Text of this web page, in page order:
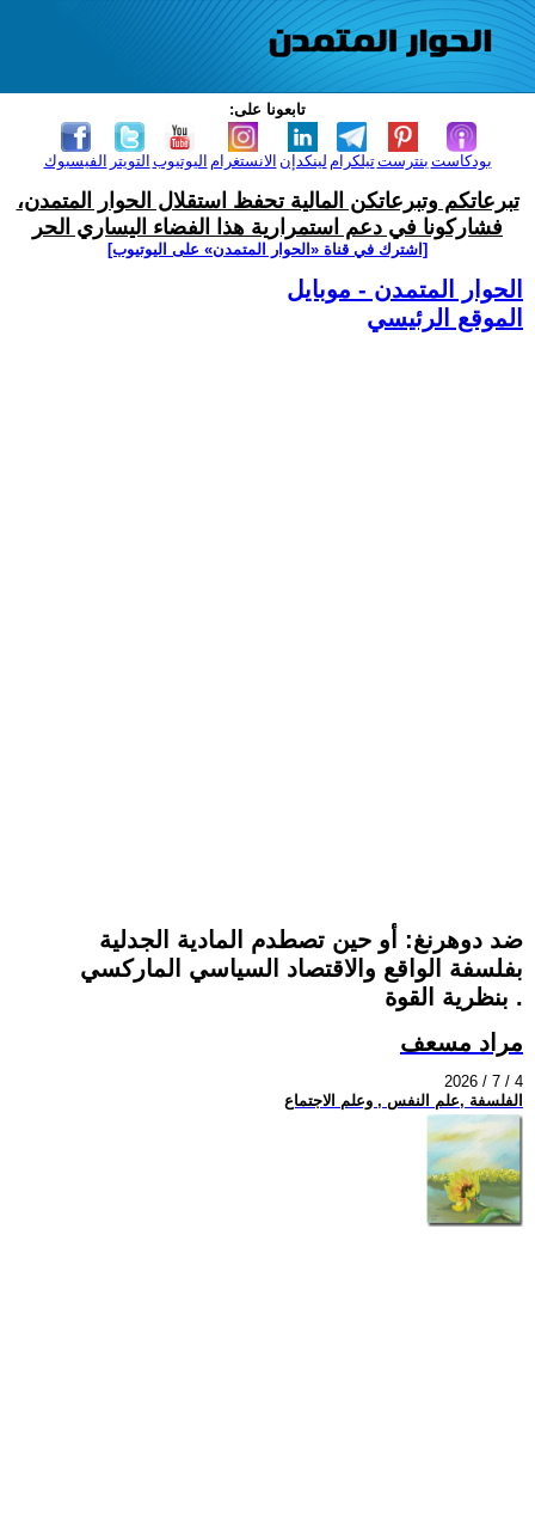
تابعونا على:
الفيسبوك التويتر اليوتيوب الانستغرام لينكدإن تيلكرامبنترست بودكاست
تبرعاتكم وتبرعاتكن المالية تحفظ استقلال الحوار المتمدن،
فشاركونا في دعم استمرارية هذا الفضاء اليساري الحر
[اشترك في قناة ‫«الحوار المتمدن» على اليوتيوب]
الحوار المتمدن - موبايل
الموقع الرئيسي
ضد دوهرنغ: أو حين تصطدم المادية الجدلية
بفلسفة الواقع والاقتصاد السياسي الماركسي
بنظرية القوة .
مراد مسعف
2026 / 7 / 4
الفلسفة ,علم النفس , وعلم الاجتماع